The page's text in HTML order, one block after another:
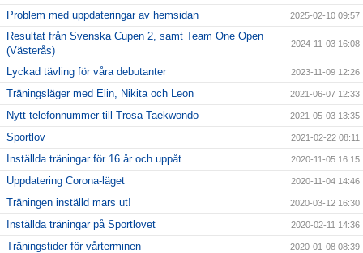
Problem med uppdateringar av hemsidan 2025-02-10 09:57
Resultat från Svenska Cupen 2, samt Team One Open
(Västerås)
2024-11-03 16:08
Lyckad tävling för våra debutanter 2023-11-09 12:26
Träningsläger med Elin, Nikita och Leon 2021-06-07 12:33
Nytt telefonnummer till Trosa Taekwondo 2021-05-03 13:35
Sportlov 2021-02-22 08:11
Inställda träningar för 16 år och uppåt 2020-11-05 16:15
Uppdatering Corona-läget 2020-11-04 14:46
Träningen inställd mars ut! 2020-03-12 16:30
Inställda träningar på Sportlovet 2020-02-11 14:36
Träningstider för vårterminen 2020-01-08 08:39